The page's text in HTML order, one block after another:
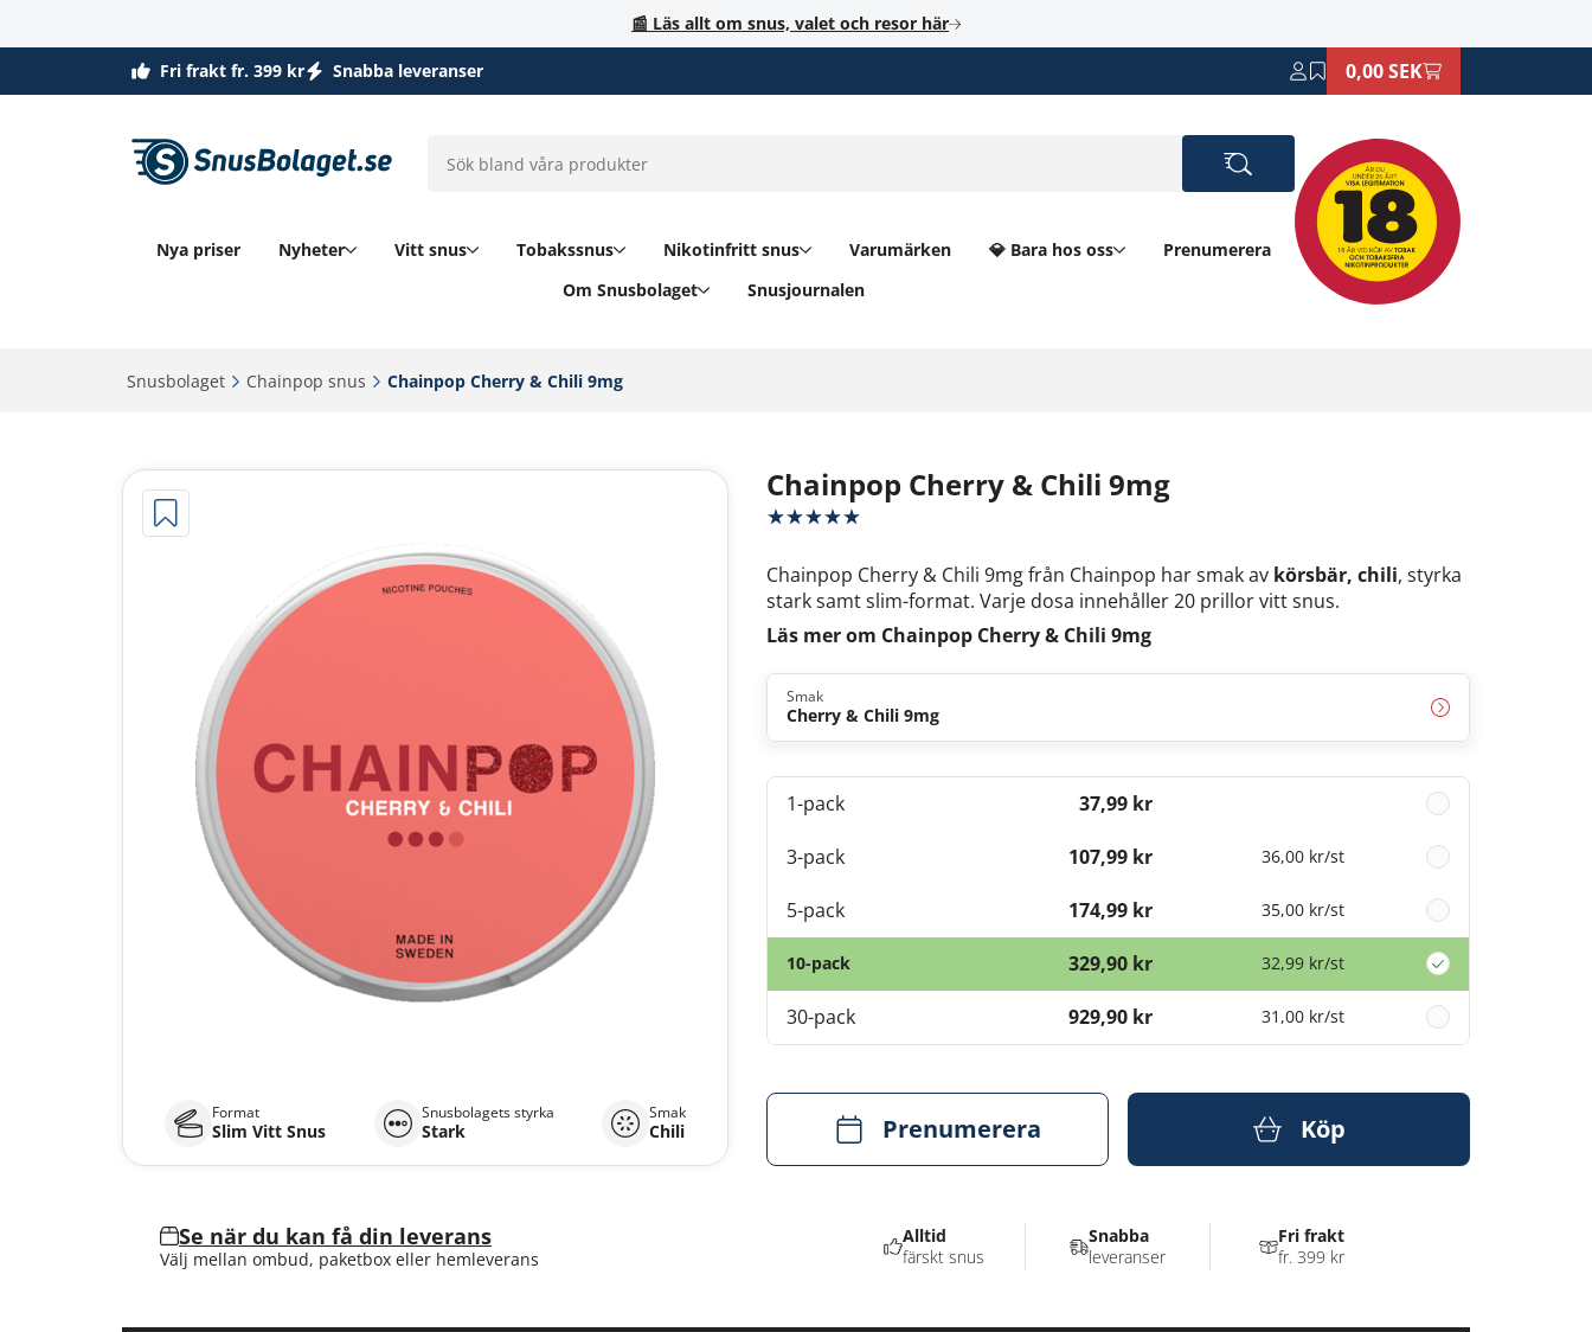
📰 Läs allt om snus, valet och resor här
Fri frakt fr. 399 kr Snabba leveranser 0,00 SEK
Nya priser Nyheter Vitt snus Tobakssnus Nikotinfritt snus Varumärken 💎 Bara hos oss
Prenumerera
Om Snusbolaget
Snusjournalen
Snusbolaget‎ Chainpop snus‎ Chainpop Cherry & Chili 9mg‎
Chainpop Cherry & Chili 9mg
Chainpop Cherry & Chili 9mg från Chainpop har smak av körsbär, chili, styrka
stark samt slim-format. Varje dosa innehåller 20 prillor vitt snus.
Läs mer om Chainpop Cherry & Chili 9mg
Format
Slim Vitt Snus
Snusbolagets styrka
Stark
Smak
Chili
Smak
Cherry & Chili 9mg
1-pack 37,99 kr
3-pack 107,99 kr 36,00 kr/st
5-pack 174,99 kr 35,00 kr/st
10-pack 329,90 kr 32,99 kr/st
30-pack 929,90 kr 31,00 kr/st
Prenumerera Köp
Se när du kan få din leverans
Välj mellan ombud, paketbox eller hemleverans
Alltid
färskt snus
Snabba
leveranser
Fri frakt
fr. 399 kr